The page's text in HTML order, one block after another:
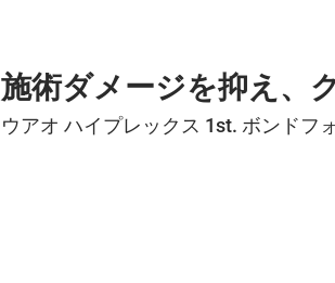
施術ダメージを抑え、
ウアオ ハイプレックス 1st. ボンドフ